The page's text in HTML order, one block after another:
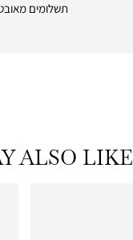
תשלומים
ALSO LIKE